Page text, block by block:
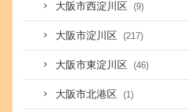
大阪市西淀川区 (9)
大阪市淀川区 (217)
大阪市東淀川区 (46)
大阪市北港区 (1)